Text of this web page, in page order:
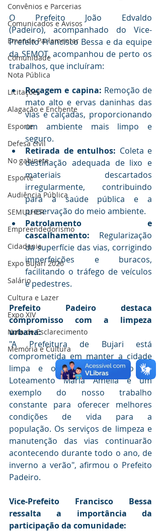
Convênios e Parcerias
Comunicados e Avisos
Emenda Parlamentar
Comunidade
Nota Pública
Licitações
Alagação e Enchente
Esporte
Defesa civil
No gabinete
Esporte
Audiência Pública
SEMULHER
Empreendedorismo
Cidadania
Expo Bujari 2026
Salário
Cultura e Lazer
Expo XIV
Nota de Esclarecimento
Memória e Cultura
O Prefeito João Edvaldo
(Padeiro), acompanhado do Vice-
Prefeito Francisco Bessa e da equipe
da SEMOT, acompanhou de perto os
trabalhos, que incluíram:
Roçagem e capina: Remoção de
mato alto e ervas daninhas das
vias e calçadas, proporcionando
um ambiente mais limpo e
seguro.
Retirada de entulhos: Coleta e
destinação adequada de lixo e
materiais descartados
irregularmente, contribuindo
para a saúde pública e a
preservação do meio ambiente.
Patrolamento e
cascalhamento: Regularização
da superfície das vias, corrigindo
imperfeições e buracos,
facilitando o tráfego de veículos
e pedestres.
Prefeito Padeiro destaca
compromisso com a limpeza
urbana:
"A Prefeitura de Bujari está
comprometida em manter a cidade
limpa e organizada. A ação no
Loteamento Maria Amélia é um
exemplo do nosso trabalho
constante para oferecer melhores
condições de vida para a
população. Os serviços de limpeza e
manutenção das vias continuarão
acontecendo durante todo o ano, de
inverno a verão", afirmou o Prefeito
Padeiro.
Vice-Prefeito Francisco Bessa
ressalta a importância da
participação da comunidade: